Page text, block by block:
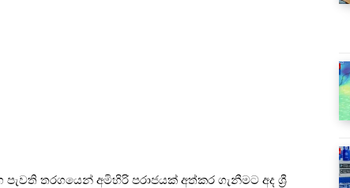
තරගයෙන් අමිහිරි පරාජයක් අත්කර ගැනීමට අද ශ්‍රී